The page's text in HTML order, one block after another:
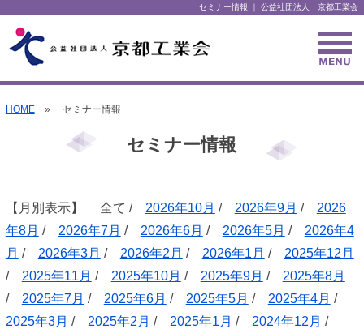
セミナー情報 ｜ 公益社団法人 京都工業会
HOME» セミナー情報
セミナー情報
【月別表示】 全て / 2026年10月 / 2026年9月 / 2026
年8月 / 2026年7月 / 2026年6月 / 2026年5月 / 2026年4
月 / 2026年3月 / 2026年2月 / 2026年1月 / 2025年12月
/ 2025年11月 / 2025年10月 / 2025年9月 / 2025年8月
/ 2025年7月 / 2025年6月 / 2025年5月 / 2025年4月 /
2025年3月 / 2025年2月 / 2025年1月 / 2024年12月 /